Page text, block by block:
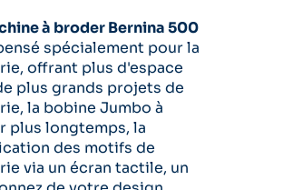
à broder Bernina 500
spécialement pour la
offrant plus d'espace
plus grands projets de
la bobine Jumbo à
plus longtemps, la
des motifs de
via un écran tactile, un